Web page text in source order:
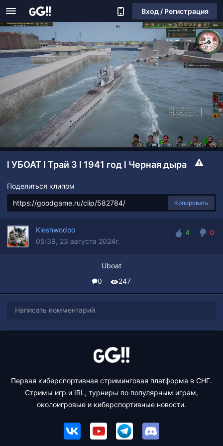
Вход / Регистрация
l УБОАТ l Трай 3 l 1941 год l Черная дыра
Поделиться клипом
Копировать
Kieshwodoo
05:39, 23 августа 2024г.
4
0
Uboat
0
247
Написать комментарий
Первая киберспортивная стриминговая платформа в СНГ.
Стримы игр и IRL, турниры по популярным играм,
околоигровые и киберспортивные новости.